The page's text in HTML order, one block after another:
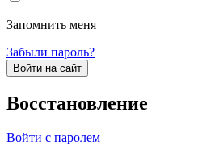
Запомнить меня
Забыли пароль?
Войти на сайт
Восстановление
Войти с паролем